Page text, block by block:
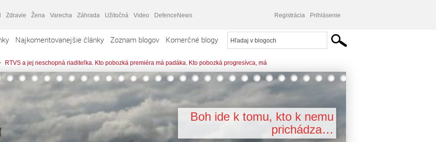
Zdravie Žena Varecha Záhrada Užitočná Video DefenceNews Registrácia Prihlásenie
Najkomentovanejšie články Zoznam blogov Komerčné blogy
RTVS a jej neschopná riaditeľka. Kto pobozká premiéra má padáka. Kto pobozká progresívca, má
Boh ide k tomu, kto k nemu
prichádza…